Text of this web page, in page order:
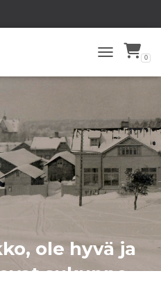
TOGGLE 0
ole hyvä ja
sukunne